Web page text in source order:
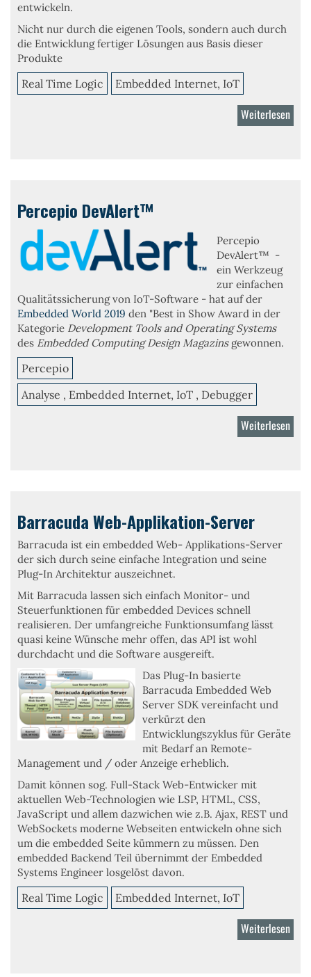
entwickeln.
Nicht nur durch die eigenen Tools, sondern auch durch
die Entwicklung fertiger Lösungen aus Basis dieser
Produkte
Real Time Logic Embedded Internet, IoT
Weiterlesen
IoT
Percepio DevAlert™
Percepio
DevAlert™ -
ein Werkzeug
zur einfachen
Qualitätssicherung von IoT-Software - hat auf der
Embedded World 2019 den "Best in Show Award in der
Kategorie Development Tools and Operating Systems
des Embedded Computing Design Magazinsgewonnen.
Percepio
Analyse , Embedded Internet, IoT , Debugger
Weiterlesen
Barracuda Web-Applikation-Server
Barracuda ist ein embedded Web- Applikations-Server
der sich durch seine einfache Integration und seine
Plug-In Architektur auszeichnet.
Mit Barracuda lassen sich einfach Monitor- und
Steuerfunktionen für embedded Devices schnell
realisieren. Der umfangreiche Funktionsumfanglässt
quasi keine Wünsche mehr offen, das API ist wohl
durchdacht und die Software ausgereift.
Das Plug-In basierte
Barracuda Embedded Web
Server SDK vereinfacht und
verkürzt den
Entwicklungszyklus für Geräte
mit Bedarf an Remote-
Management und / oder Anzeige erheblich.
Damit können sog. Full-Stack Web-Entwicker mit
aktuellen Web-Technologien wie LSP, HTML, CSS,
JavaScript und allem dazwichen wie z.B. Ajax, REST und
WebSockets moderne Webseiten entwickeln ohne sich
um die embedded Seite kümmern zu müssen. Den
embedded Backend Teil übernimmt der Embedded
Systems Engineer losgelöst davon.
Real Time Logic Embedded Internet, IoT
Weiterlesen